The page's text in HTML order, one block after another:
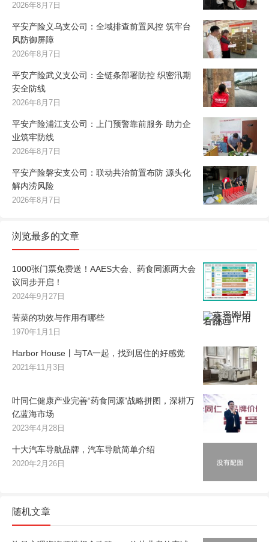
2026年8月7日
平安产险义乌支公司：全域排查前置风控 筑牢台
风防御屏障
2026年8月7日
平安产险武义支公司：全链条部署防控 织密汛期
安全防线
2026年8月7日
平安产险浦江支公司：上门预警靠前服务 助力企
业筑牢防线
2026年8月7日
平安产险磐安支公司：联动共治前置布防 源头化
解内涝风险
2026年8月7日
浏览最多的文章
1000张门票免费送！AAES大会、药食同源两大会
议同步开启！
2024年9月27日
苦菜的功效与作用有哪些
1970年1月1日
Harbor House丨与TA一起，找到居住的好感觉
2021年11月3日
叶同仁健康产业完善“药食同源”战略拼图，深耕万
亿蓝海市场
2023年4月28日
十大汽车导航品牌，汽车导航简单介绍
2020年2月26日
随机文章